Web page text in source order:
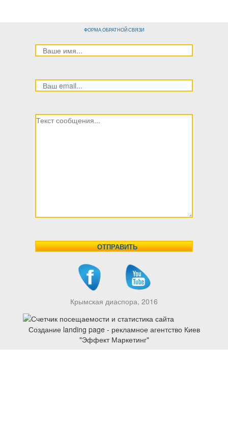
ФОРМА ОБРАТНОЙ СВЯЗИ
Крымская диаспора, 2016
Создание landing page - рекламное агентство Киев
"Эффект Маркетинг"